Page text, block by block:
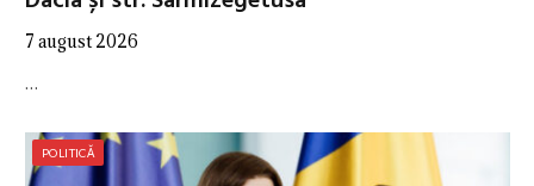
7 august 2026
…
POLITICĂ